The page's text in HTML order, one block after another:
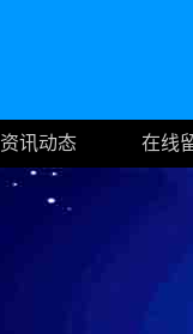
资讯动态 在线